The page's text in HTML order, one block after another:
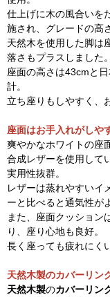
仕上げに木の風合いを
施され、グレードの高
天然木を使用した脚は
落さもプラスしました。
座面の高さは43cmと
計。
立ち座りもしやすく、
座面はお手入れがしや
爽やかなホワイトの座
合成レザーを使用して
実用性抜群。
レザーは蒸れやすいイ
ーと比べると通気性が
また、座面クッション
り、座り心地も良好。
長く座っても疲れにく
天然木製のカバーリン
天然木製のカバーリン